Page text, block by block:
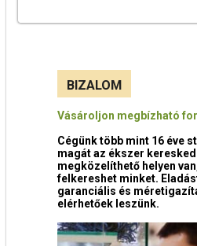
BIZALOM
Vásároljon megbízható
Cégünk több mint 16 éve
magát az ékszer
megközelíthető helyen
felkereshet minket.
garanciális és
elérhetőek leszünk.